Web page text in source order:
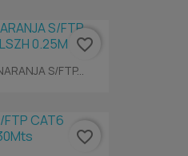
S/FTP...
favorite_border
favorite_border